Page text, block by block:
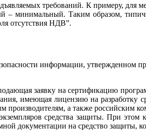
требований. К примеру, для
– минимальный. Таким образом,
отсутствия НДВ”.
информации, утвержденном
заявку на сертификацию
имеющая лицензию на
производителям, а также
средства защиты. При этом
документации на средство защиты,